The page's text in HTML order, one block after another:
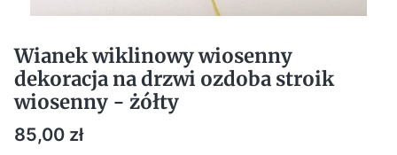
Wianek wiklinowy wiosenny
dekoracja na drzwi ozdoba stroik
wiosenny - żółty
Cena
85,00 zł